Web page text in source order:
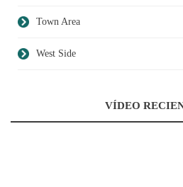
Town Area
West Side
VÍDEO